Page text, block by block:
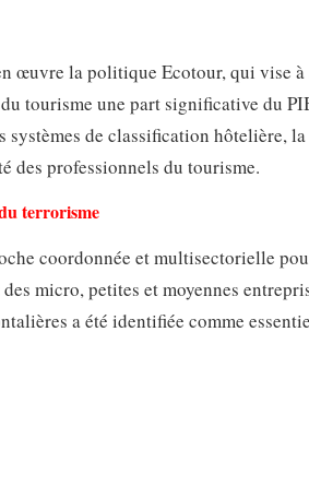
œuvre la politique Ecotour, qui vise
tourisme une part significative du
de classification hôtelière,
professionnels du tourisme.
terrorisme
coordonnée et multisectorielle
micro, petites et moyennes
a été identifiée comme